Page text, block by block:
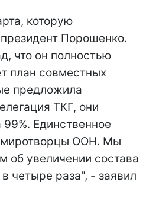
которую
Порошенко.
что он полностью
план совместных
предложила
ТКГ, они
Единственное
миротворцы ООН. Мы
об увеличении состава
четыре раза", - заявил